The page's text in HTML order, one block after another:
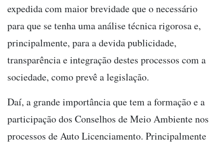
expedida com maior brevidade que o necessário
para que se tenha uma análise técnica rigorosa e,
principalmente, para a devida publicidade,
transparência e integração destes processos com a
sociedade, como prevê a legislação.
Daí, a grande importância que tem a formação e a
participação dos Conselhos de Meio Ambiente nos
processos de Auto Licenciamento. Principalmente